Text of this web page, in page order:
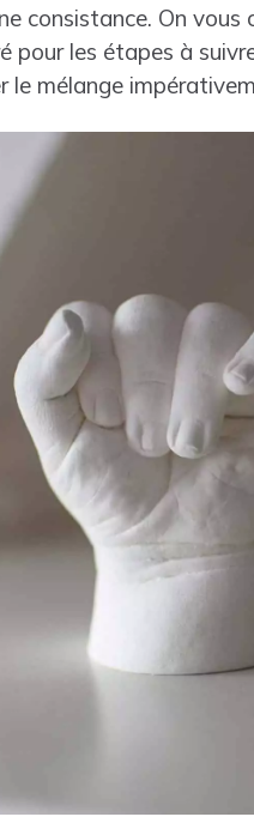
consistance. On vous
pour les étapes à
le mélange